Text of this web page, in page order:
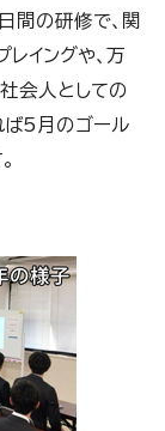
間の研修で、関
イングや、万
会人としての
ば5月のゴール